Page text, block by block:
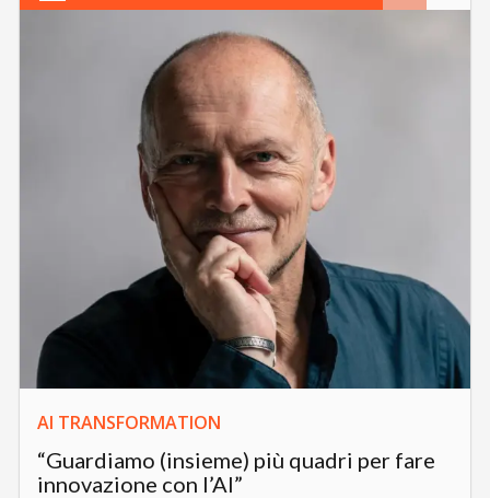
AI TRANSFORMATION
“Guardiamo (insieme) più quadri per fare
innovazione con l’AI”